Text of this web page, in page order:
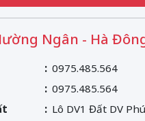
Ngân - Hà
0975.485.564
0975.485.564
Lô DV1 Đất DV